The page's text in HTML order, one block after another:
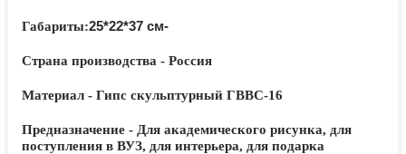
Габариты:25*22*37 см-
Страна производства - Россия
Материал - Гипс скульптурный ГВВС-16
Предназначение - Для академического рисунка, для
поступления в ВУЗ, для интерьера, для подарка